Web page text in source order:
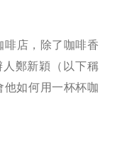
啡店，除了咖啡香
鄭新穎（以下稱
如何用一杯杯咖